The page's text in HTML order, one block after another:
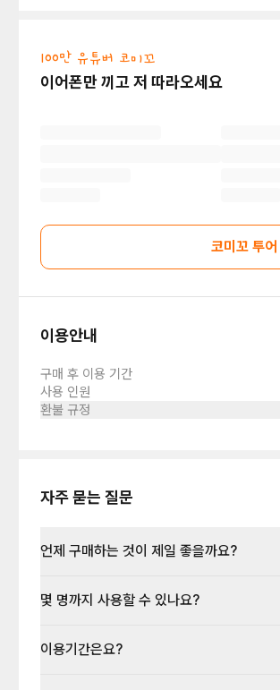
100만 유튜버 코미꼬
이어폰만 끼고 저 따라오세요
코미꼬 투어
이용안내
구매 후 이용 기간
사용 인원
환불 규정
자주 묻는 질문
언제 구매하는 것이 제일 좋을까요?
몇 명까지 사용할 수 있나요?
이용기간은요?